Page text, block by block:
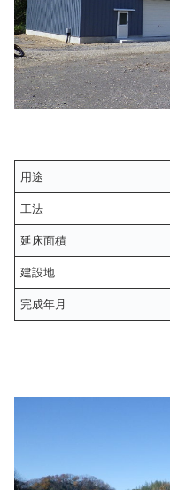
用途
工法
延床面積
建設地
完成年月